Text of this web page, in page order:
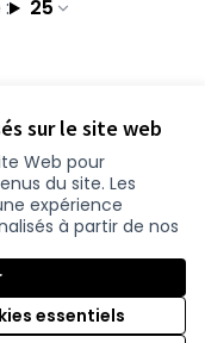
sur le site web
Web pour
du site. Les
expérience
à partir de nos
essentiels
25
YouTube